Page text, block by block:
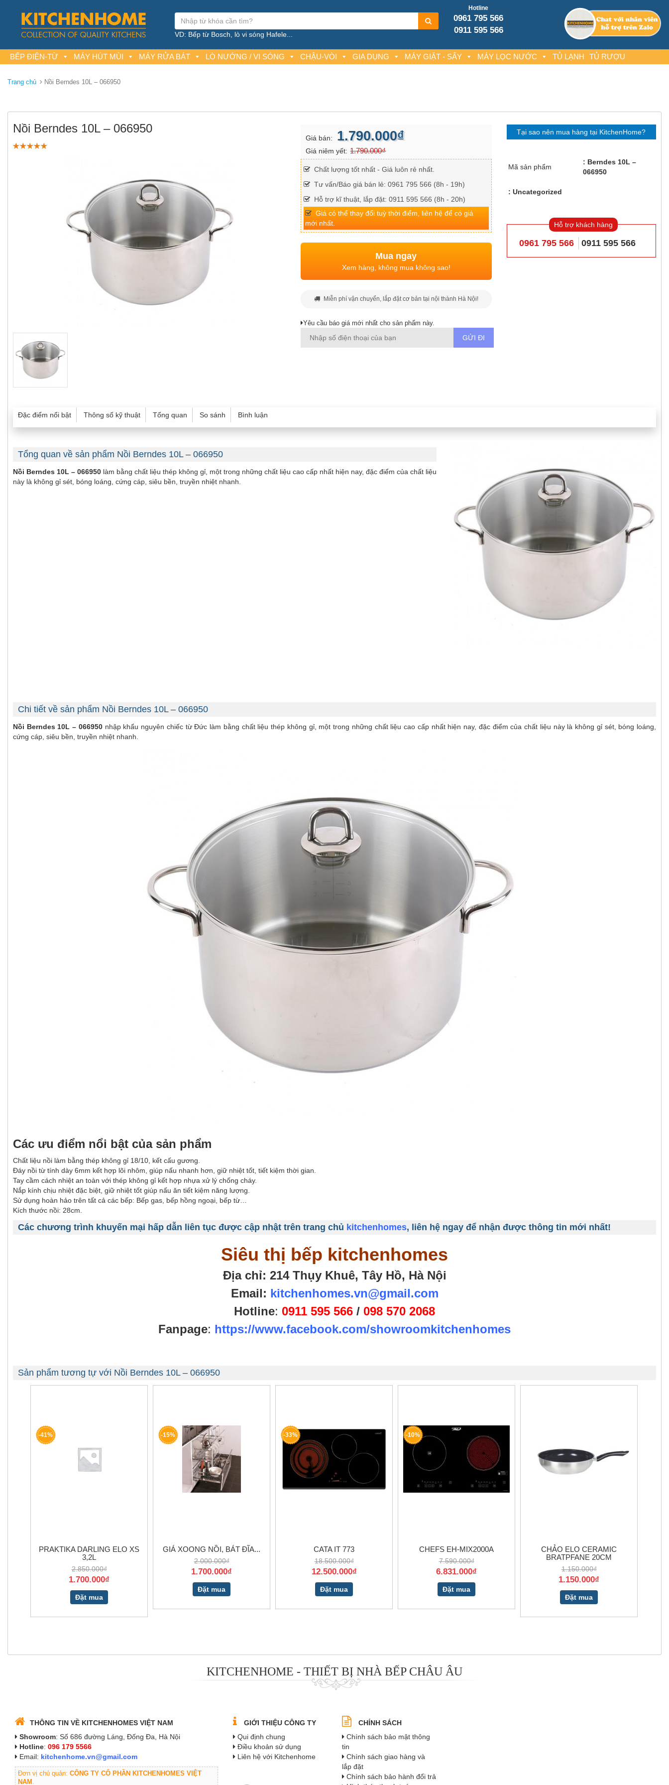
Hotline
0961 795 566
0911 595 566
VD: Bếp từ Bosch, lò vi sóng Hafele...
BẾP ĐIỆN-TỪ MÁY HÚT MÙI MÁY RỬA BÁT LÒ NƯỚNG / VI SÓNG CHẬU-VÒI GIA DỤNG MÁY GIẶT - SẤY MÁY LỌC NƯỚC TỦ LẠNH TỦ RƯỢU
Trang chủ Nồi Berndes 10L – 066950
Nồi Berndes 10L – 066950
Giá bán: 1.790.000₫
Giá niêm yết: 1.790.000₫
Chất lượng tốt nhất - Giá luôn rẻ nhất.
Tư vấn/Báo giá bán lẻ: 0961 795 566 (8h - 19h)
Hỗ trợ kĩ thuật, lắp đặt: 0911 595 566 (8h - 20h)
Giá có thể thay đổi tuỳ thời điểm, liên hệ để có giá
mới nhất.
Mua ngay
Xem hàng, không mua không sao!
Miễn phí vận chuyển, lắp đặt cơ bản tại nội thành Hà Nội!
Yêu cầu báo giá mới nhất cho sản phẩm này.
Tại sao nên mua hàng tại KitchenHome?
Mã sản phẩm
Berndes 10L –
066950
Uncategorized
Hỗ trợ khách hàng
0961 795 566 0911 595 566
Đặc điểm nổi bật Thông số kỹ thuật Tổng quan So sánh Bình luận
Tổng quan về sản phẩm Nồi Berndes 10L – 066950
Nồi Berndes 10L – 066950 làm bằng chất liệu thép không gỉ, một trong những chất liệu cao cấp nhất hiện nay, đặc điểm của chất liệu
này là không gỉ sét, bóng loáng, cứng cáp, siêu bền, truyền nhiệt nhanh.
Chi tiết về sản phẩm Nồi Berndes 10L – 066950
Nồi Berndes 10L – 066950 nhập khẩu nguyên chiếc từ Đức làm bằng chất liệu thép không gỉ, một trong những chất liệu cao cấp nhất hiện nay, đặc điểm của chất liệu này là không gỉ sét, bóng loáng,
cứng cáp, siêu bền, truyền nhiệt nhanh.
Các ưu điểm nổi bật của sản phẩm
Chất liệu nồi làm bằng thép không gỉ 18/10, kết cấu gương.
Đáy nồi từ tính dày 6mm kết hợp lõi nhôm, giúp nấu nhanh hơn, giữ nhiệt tốt, tiết kiệm thời gian.
Tay cầm cách nhiệt an toàn với thép không gỉ kết hợp nhựa xử lý chống cháy.
Nắp kính chịu nhiệt đặc biệt, giữ nhiệt tốt giúp nấu ăn tiết kiệm năng lượng.
Sử dụng hoàn hảo trên tất cả các bếp: Bếp gas, bếp hồng ngoại, bếp từ…
Kích thước nồi: 28cm.
Các chương trình khuyến mại hấp dẫn liên tục được cập nhật trên trang chủ kitchenhomes, liên hệ ngay để nhận được thông tin mới nhất!
Siêu thị bếp kitchenhomes
Địa chỉ: 214 Thụy Khuê, Tây Hồ, Hà Nội
Email: kitchenhomes.vn@gmail.com
Hotline: 0911 595 566 / 098 570 2068
Fanpage: https://www.facebook.com/showroomkitchenhomes
Sản phẩm tương tự với Nồi Berndes 10L – 066950
-41%
PRAKTIKA DARLING ELO XS
3,2L
2.850.000₫
1.700.000₫
Đặt mua
-15%
GIÁ XOONG NỒI, BÁT ĐĨA...
2.000.000₫
1.700.000₫
Đặt mua
-33%
CATA IT 773
18.500.000₫
12.500.000₫
Đặt mua
-10%
CHEFS EH-MIX2000A
7.590.000₫
6.831.000₫
Đặt mua
CHẢO ELO CERAMIC
BRATPFANE 20CM
1.150.000₫
1.150.000₫
Đặt mua
KITCHENHOME - THIẾT BỊ NHÀ BẾP CHÂU ÂU
THÔNG TIN VỀ KITCHENHOMES VIỆT NAM
Showroom: Số 686 đường Láng, Đống Đa, Hà Nội
Hotline: 096 179 5566
Email: kitchenhome.vn@gmail.com
Đơn vị chủ quản: CÔNG TY CỔ PHẦN KITCHENHOMES VIỆT
NAM .
GIỚI THIỆU CÔNG TY
Qui định chung
Điều khoản sử dụng
Liên hệ với Kitchenhome
CHÍNH SÁCH
Chính sách bảo mật thông
tin
Chính sách giao hàng và
lắp đặt
Chính sách bảo hành đổi trả